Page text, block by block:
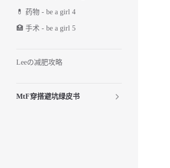
💊 药物 - be a girl 4
🏥 手术 - be a girl 5
Leeの减肥攻略
MtF穿搭避坑绿皮书